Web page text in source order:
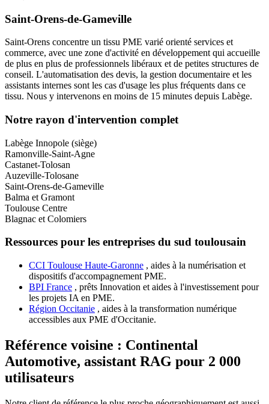
Saint-Orens-de-Gameville
Saint-Orens concentre un tissu PME varié orienté services et
commerce, avec une zone d'activité en développement qui accueille
de plus en plus de professionnels libéraux et de petites structures de
conseil. L'automatisation des devis, la gestion documentaire et les
assistants internes sont les cas d'usage les plus fréquents dans ce
tissu. Nous y intervenons en moins de 15 minutes depuis Labège.
Notre rayon d'intervention complet
Labège Innopole (siège)
Ramonville-Saint-Agne
Castanet-Tolosan
Auzeville-Tolosane
Saint-Orens-de-Gameville
Balma et Gramont
Toulouse Centre
Blagnac et Colomiers
Ressources pour les entreprises du sud toulousain
CCI Toulouse Haute-Garonne , aides à la numérisation et
dispositifs d'accompagnement PME.
BPI France , prêts Innovation et aides à l'investissement pour
les projets IA en PME.
Région Occitanie , aides à la transformation numérique
accessibles aux PME d'Occitanie.
Référence voisine : Continental
Automotive, assistant RAG pour 2 000
utilisateurs